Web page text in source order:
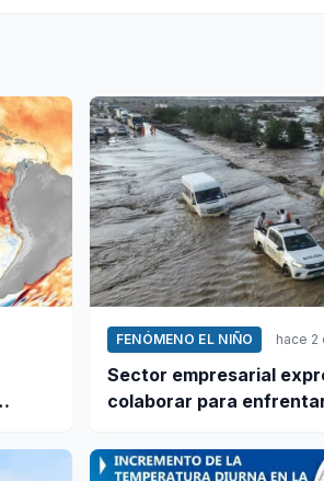
FENÓMENO EL NIÑO hace 2
Sector empresarial
colaborar para